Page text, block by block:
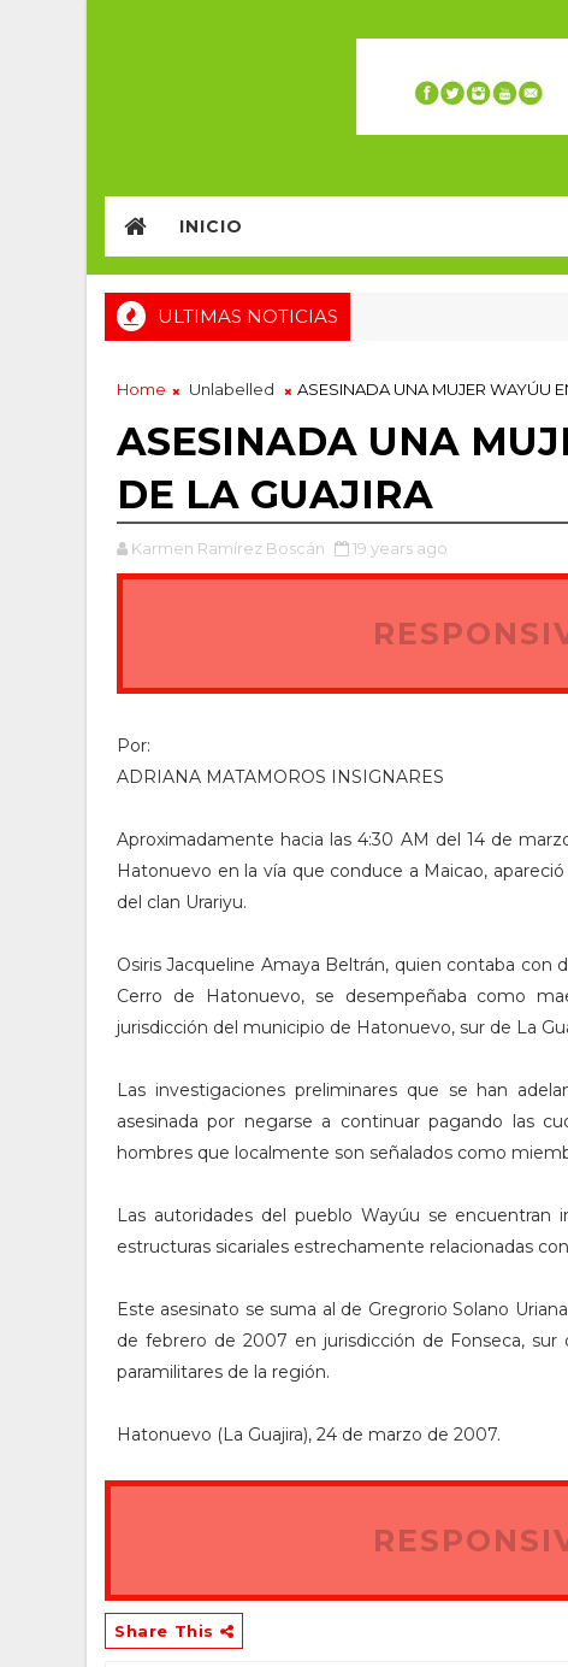
INICIO
ULTIMAS NOTICIAS
Home Unlabelled ASESINADA UNA MUJER WAYÚU
ASESINADA UNA
DE LA GUAJIRA
Karmen Ramírez Boscán 19 years ago
Por:
ADRIANA MATAMOROS INSIGNARES
Aproximadamente hacia las 4:30 AM del 14 de
Hatonuevo en la vía que conduce a Maicao,
del clan Urariyu.
Osiris Jacqueline Amaya Beltrán, quien contaba con
Cerro de Hatonuevo, se desempeñaba como
jurisdicción del municipio de Hatonuevo, sur de La
Las investigaciones preliminares que se han
asesinada por negarse a continuar pagando las
hombres que localmente son señalados como
Las autoridades del pueblo Wayúu se
estructuras sicariales estrechamente relacionadas
Este asesinato se suma al de Gregrorio Solano
de febrero de 2007 en jurisdicción de Fonseca,
paramilitares de la región.
Hatonuevo (La Guajira), 24 de marzo de 2007.
Share This